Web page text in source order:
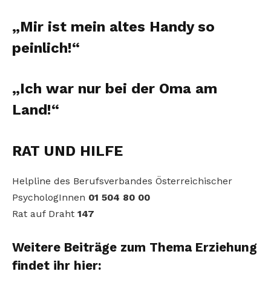
„Mir ist mein altes Handy so
peinlich!“
„Ich war nur bei der Oma am
Land!“
RAT UND HILFE
Helpline des Berufsverbandes Österreichischer
PsychologInnen 01 504 80 00
Rat auf Draht 147
Weitere Beiträge zum Thema Erziehung
findet ihr hier: